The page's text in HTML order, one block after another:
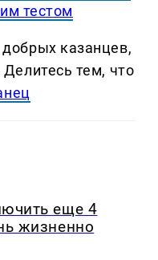
тестом
казанцев,
тем, что
еще 4
жизненно